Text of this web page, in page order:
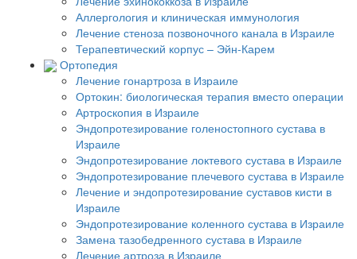
Аллергология и клиническая иммунология
Лечение стеноза позвоночного канала в Израиле
Терапевтический корпус – Эйн-Карем
Ортопедия
Лечение гонартроза в Израиле
Ортокин: биологическая терапия вместо операции
Артроскопия в Израиле
Эндопротезирование голеностопного сустава в
Израиле
Эндопротезирование локтевого сустава в Израиле
Эндопротезирование плечевого сустава в Израиле
Лечение и эндопротезирование суставов кисти в
Израиле
Эндопротезирование коленного сустава в Израиле
Замена тазобедренного сустава в Израиле
Лечение артроза в Израиле